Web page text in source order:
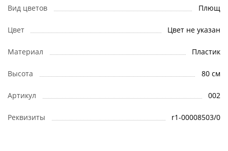
Вид цветов Плющ
Цвет Цвет не указан
Материал Пластик
Высота 80 см
Артикул 002
Реквизиты r1-00008503/0